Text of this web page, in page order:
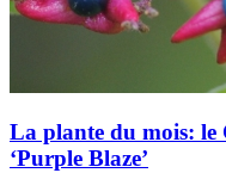
La plante du mois:
‘Purple Blaze’